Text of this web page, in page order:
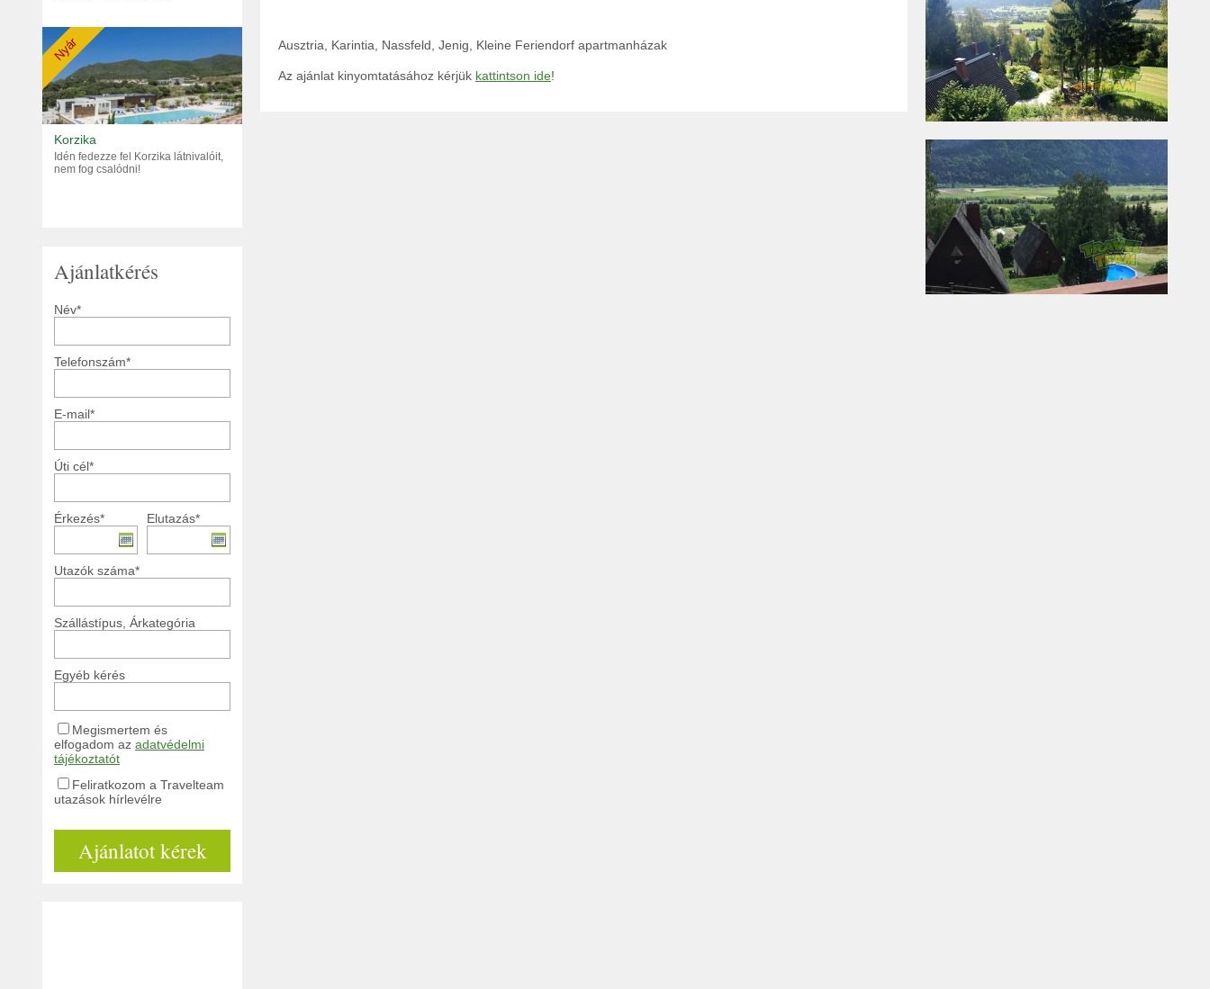
Nyár
Korzika
Idén fedezze fel Korzika látnivalóit,
nem fog csalódni!
Ajánlatkérés
Név*
Telefonszám*
E-mail*
Úti cél*
Érkezés* Elutazás*
Utazók száma*
Szállástípus, Árkategória
Egyéb kérés
Megismertem és
elfogadom az adatvédelmi
tájékoztatót
Feliratkozom a Travelteam
utazások hírlevélre
Ajánlatot kérek
Ausztria, Karintia, Nassfeld, Jenig, Kleine Feriendorf apartmanházak
Az ajánlat kinyomtatásához kérjük kattintson ide!